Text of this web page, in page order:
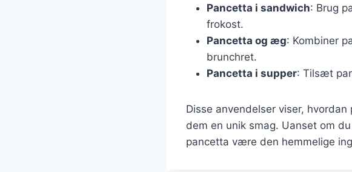
Pancetta i sandwich: Brug
frokost.
Pancetta og æg: Kombiner
brunchret.
Pancetta i supper: Tilsæt
Disse anvendelser viser,
dem en unik smag. Uanset om
pancetta være den hemmelige